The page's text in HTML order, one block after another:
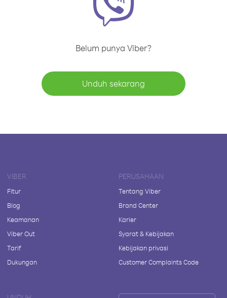
Belum punya Viber?
Unduh sekarang
VIBER
Fitur
Blog
Keamanan
Viber Out
Tarif
Dukungan
PERUSAHAAN
Tentang Viber
Brand Center
Karier
Syarat & Kebijakan
Kebijakan privasi
Customer Complaints Code